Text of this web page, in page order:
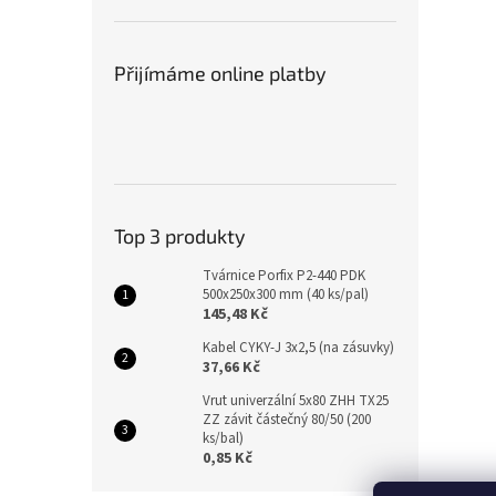
Přijímáme online platby
Top 3 produkty
Tvárnice Porfix P2-440 PDK
500x250x300 mm (40 ks/pal)
145,48 Kč
Kabel CYKY-J 3x2,5 (na zásuvky)
37,66 Kč
Vrut univerzální 5x80 ZHH TX25
ZZ závit částečný 80/50 (200
ks/bal)
0,85 Kč